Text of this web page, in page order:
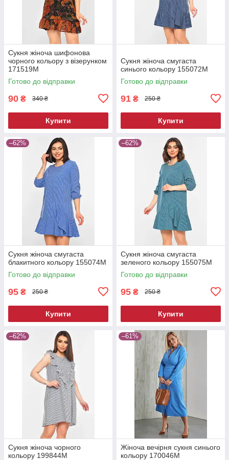
Сукня жіноча шифонова
чорного кольору з візерунком
171519M
Готово до відправки
90 ₴ 340 ₴
Купити
Сукня жіноча смугаста
синього кольору 155072M
Готово до відправки
91 ₴ 250 ₴
Купити
–62%
Сукня жіноча смугаста
блакитного кольору 155074M
Готово до відправки
95 ₴ 250 ₴
Купити
–62%
Сукня жіноча смугаста
зеленого кольору 155075M
Готово до відправки
95 ₴ 250 ₴
Купити
–62%
Сукня жіноча чорного
кольору 199844M
–61%
Жіноча вечірня сукня синього
кольору 170046M